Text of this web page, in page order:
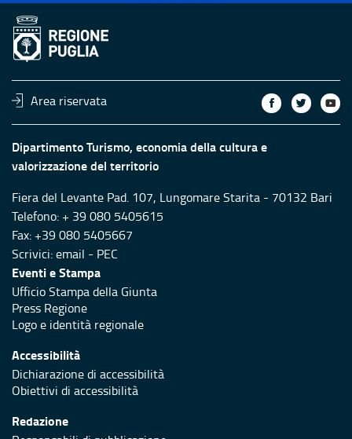
Area riservata
Dipartimento Turismo, economia della cultura e
valorizzazione del territorio
Fiera del Levante Pad. 107, Lungomare Starita - 70132 Bari
Telefono: + 39 080 5405615
Fax: +39 080 5405667
Scrivici:email - PEC
Eventi e Stampa
Ufficio Stampa della Giunta
Press Regione
Logo e identità regionale
Accessibilità
Dichiarazione di accessibilità
Obiettivi di accessibilità
Redazione